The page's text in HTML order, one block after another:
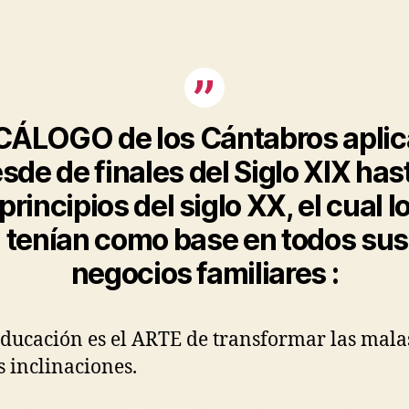
de los Cántabros
de finales del Siglo XIX
principios del siglo XX, el cual
tenían como base en todos sus
negocios familiares :
es el ARTE de transformar las
inclinaciones.